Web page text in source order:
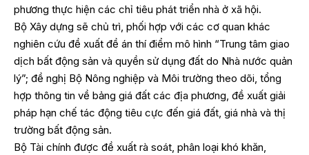
phương thực hiện các chỉ tiêu phát triển nhà ở xã hội.
Bộ Xây dựng sẽ chủ trì, phối hợp với các cơ quan khác
nghiên cứu đề xuất đề án thí điểm mô hình “Trung tâm giao
dịch bất động sản và quyền sử dụng đất do Nhà nước quản
lý”; đề nghị Bộ Nông nghiệp và Môi trường theo dõi, tổng
hợp thông tin về bảng giá đất các địa phương, đề xuất giải
pháp hạn chế tác động tiêu cực đến giá đất, giá nhà và thị
trường bất động sản.
Bộ Tài chính được đề xuất rà soát, phân loại khó khăn,